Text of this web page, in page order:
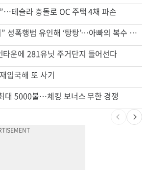
대폭 개편…자산한도 84% 축소
테슬라 충돌로 OC 주택 4채 파손
운에 281유닛 주거단지 들어선다
입국해 또 사기
최대 5000불…체킹 보너스 무한 경쟁